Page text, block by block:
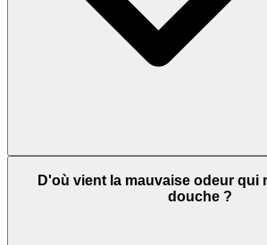
D'où vient la mauvaise odeur qui
douche ?